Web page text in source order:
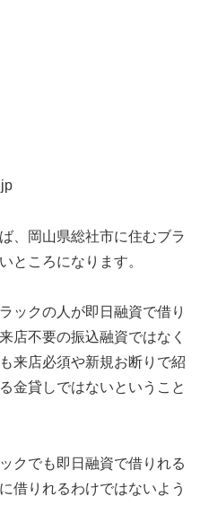
、岡山県総社市に住むブラ
ところになります。
ックの人が即日融資で借り
店不要の振込融資ではなく
来店必須や新規お断りで紹
金貸しではないということ
クでも即日融資で借りれる
借りれるわけではないよう